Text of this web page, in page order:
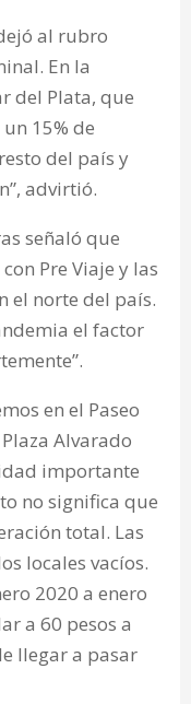
al rubro
En la
del Plata, que
15% de
del país y
advirtió.
señaló que
Pre Viaje y las
el norte del país.
el factor
en el Paseo
Alvarado
importante
no significa que
total. Las
locales vacíos.
2020 a enero
a 60 pesos a
llegar a pasar